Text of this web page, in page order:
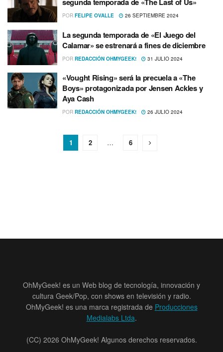
POR FELIPE OVALLE 26 SEPTIEMBRE 2024
La segunda temporada de «El Juego del
Calamar» se estrenará a fines de diciembre
POR REDACCIÓN OHMYGEEK! 31 JULIO 2024
«Vought Rising» será la precuela a «The
Boys» protagonizada por Jensen Ackles y
Aya Cash
POR REDACCIÓN OHMYGEEK! 26 JULIO 2024
1 2 … 6
OhMyGeek! es un Web blog de tecnología, innovación y
cultura Geek/Pop, con shows en televisión y radio.
OhMyGeek! es una marca registrada de Producciones
Medialabs Ltda.
(CC) 2026 OhMyGeek! Algunos derechos reservados.